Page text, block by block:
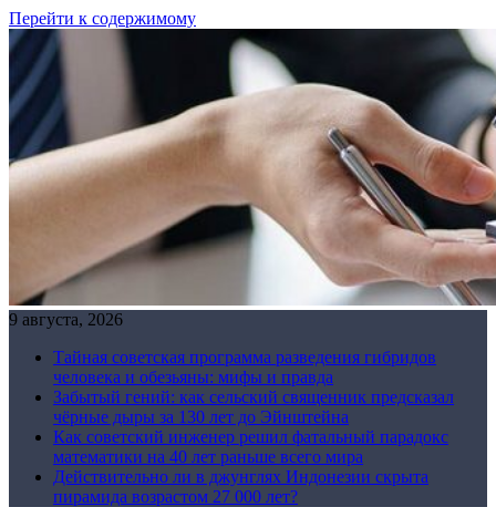
Перейти к содержимому
9 августа, 2026
Тайная советская программа разведения гибридов
человека и обезьяны: мифы и правда
Забытый гений: как сельский священник предсказал
чёрные дыры за 130 лет до Эйнштейна
Как советский инженер решил фатальный парадокс
математики на 40 лет раньше всего мира
Действительно ли в джунглях Индонезии скрыта
пирамида возрастом 27 000 лет?